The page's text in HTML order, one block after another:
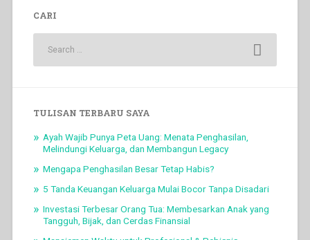
CARI
TULISAN TERBARU SAYA
Ayah Wajib Punya Peta Uang: Menata Penghasilan,
Melindungi Keluarga, dan Membangun Legacy
Mengapa Penghasilan Besar Tetap Habis?
5 Tanda Keuangan Keluarga Mulai Bocor Tanpa Disadari
Investasi Terbesar Orang Tua: Membesarkan Anak yang
Tangguh, Bijak, dan Cerdas Finansial